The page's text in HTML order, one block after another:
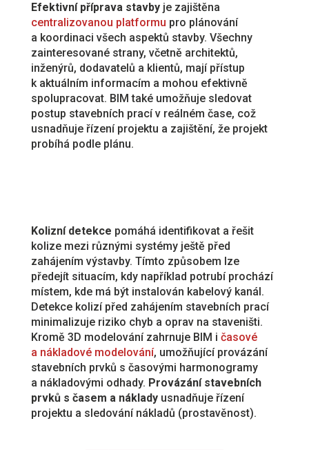
Efektivní příprava stavbyje zajištěna
centralizovanou platformu pro plánování
a koordinaci všech aspektů stavby. Všechny
zainteresované strany, včetně architektů,
inženýrů, dodavatelů a klientů, mají přístup
k aktuálním informacím a mohou efektivně
spolupracovat. BIM také umožňuje sledovat
postup stavebních prací v reálném čase, což
usnadňuje řízení projektu a zajištění, že projekt
probíhá podle plánu.
Kolizní detekce pomáhá identifikovat a řešit
kolize mezi různými systémy ještě před
zahájením výstavby. Tímto způsobem lze
předejít situacím, kdy například potrubí prochází
místem, kde má být instalován kabelový kanál.
Detekce kolizí před zahájením stavebních prací
minimalizuje riziko chyb a oprav na staveništi.
Kromě 3D modelování zahrnuje BIM i časové
a nákladové modelování, umožňující provázání
stavebních prvků s časovými harmonogramy
a nákladovými odhady. Provázání stavebních
prvků s časem a nákladyusnadňuje řízení
projektu a sledování nákladů (prostavěnost).